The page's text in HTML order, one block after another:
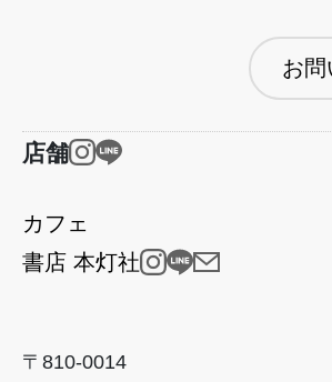
お
店舗
カフェ
書店 本灯社
〒810-0014